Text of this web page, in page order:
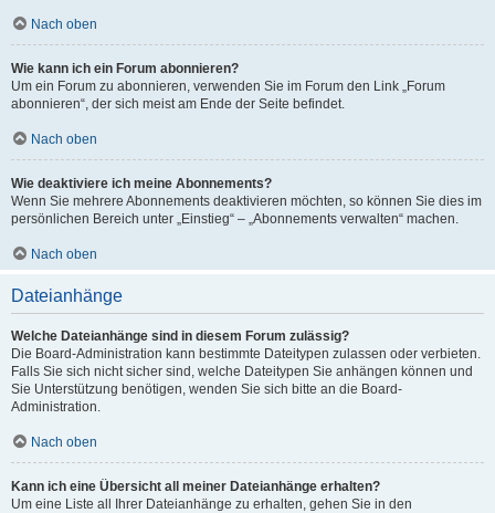
Nach oben
Wie kann ich ein Forum abonnieren?
Um ein Forum zu abonnieren, verwenden Sie im Forum den Link „Forum
abonnieren“, der sich meist am Ende der Seite befindet.
Nach oben
Wie deaktiviere ich meine Abonnements?
Wenn Sie mehrere Abonnements deaktivieren möchten, so können Sie dies im
persönlichen Bereich unter „Einstieg“ – „Abonnements verwalten“ machen.
Nach oben
Dateianhänge
Welche Dateianhänge sind in diesem Forum zulässig?
Die Board-Administration kann bestimmte Dateitypen zulassen oder verbieten.
Falls Sie sich nicht sicher sind, welche Dateitypen Sie anhängen können und
Sie Unterstützung benötigen, wenden Sie sich bitte an die Board-
Administration.
Nach oben
Kann ich eine Übersicht all meiner Dateianhänge erhalten?
Um eine Liste all Ihrer Dateianhänge zu erhalten, gehen Sie in den